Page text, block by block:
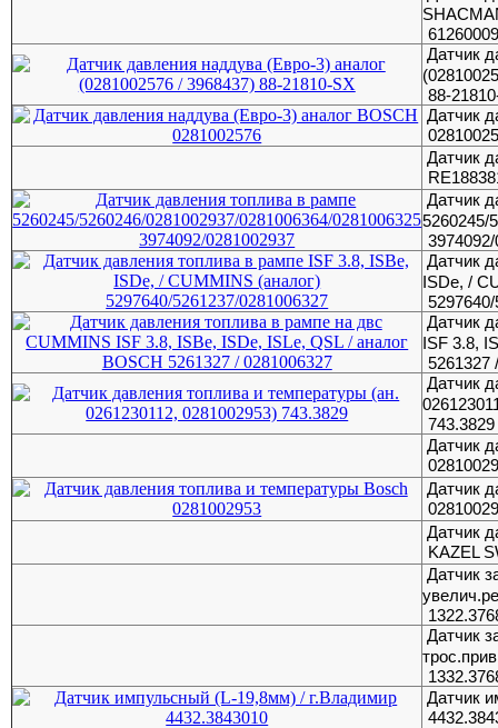
Датчик
88-
Датчик
Датчик
Датчик
5260245/
Датчик
ISDe, /
Датчик
ISF 3.8,
5261327
Датчик
743.3829
Датчик
Датчик
Датчик
KAZEL
Датчик
Датчик
Датчик